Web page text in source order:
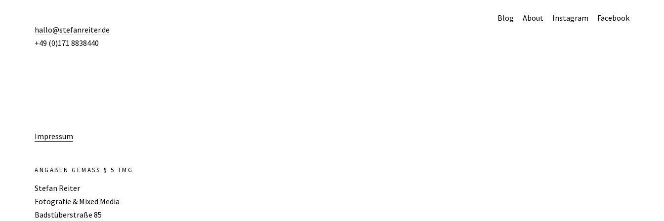
Blog About Instagram
Facebook
hallo@stefanreiter.de
+49 (0)171 8838440
Impressum
ANGABEN GEMÄSS § 5 TMG
Stefan Reiter
Fotografie & Mixed Media
Badstüberstraße 85